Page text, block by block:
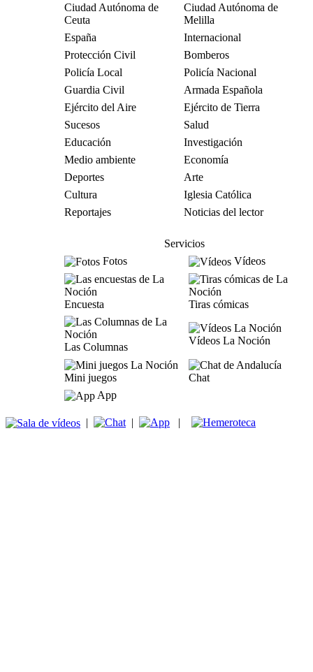
Ciudad Autónoma de
Ceuta
Ciudad Autónoma de
Melilla
España
Internacional
Protección Civil
Bomberos
Policía Local
Policía Nacional
Guardia Civil
Armada Española
Ejército del Aire
Ejército de Tierra
Sucesos
Salud
Educación
Investigación
Medio ambiente
Economía
Deportes
Arte
Cultura
Iglesia Católica
Reportajes
Noticias del lector
Servicios
Fotos
Vídeos
Encuesta Tiras cómicas
Las Columnas
Vídeos La Noción
Mini juegos
Chat
App
| | |